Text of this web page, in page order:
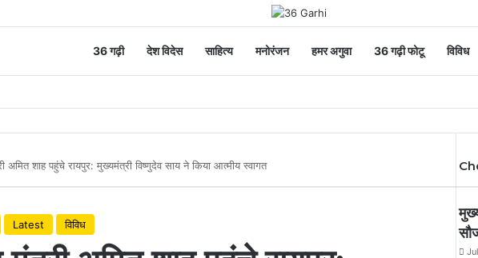
36 गढ़ी देश विदेस साहित्य मनोरंजन हमर अगुवा 36 गढ़ी फोटू विविध
अमित शाह पहुंचे रायपुर: मुख्यमंत्री विष्णुदेव साय ने किया आत्मीय स्वागत
Latest विविध